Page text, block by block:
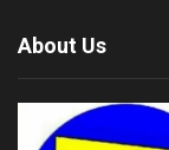
About Us